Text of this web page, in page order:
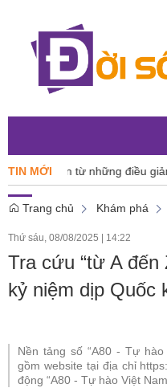
TIN MỚI
dân từ những điều giản dị
Trang chủ Khám phá
Thứ sáu, 08/08/2025 14:22
Tra cứu “từ A đến
kỷ niệm dịp Quốc
Nền tảng số “A80 - Tự
gồm website tại địa chỉ
động “A80 - Tự hào Việt